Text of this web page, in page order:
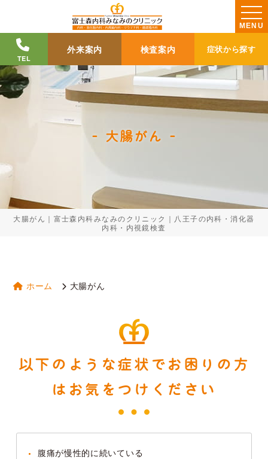
MENU
TEL
外来案内 検査案内 症状から探す
大腸がん
大腸がん｜富士森内科みなみのクリニック｜八王子の内科・消化器
内科・内視鏡検査
ホーム 大腸がん
以下のような症状でお困りの方
はお気をつけください
腹痛が慢性的に続いている